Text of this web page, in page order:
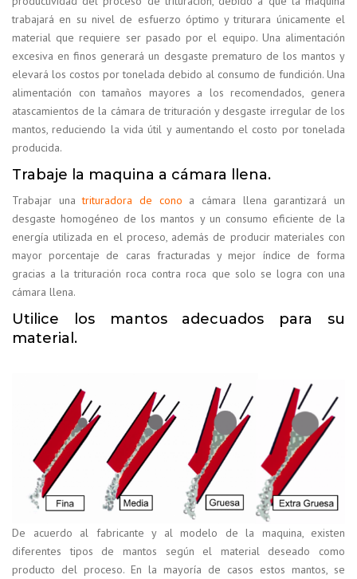
trabajará en su nivel de esfuerzo óptimo y triturara únicamente el
material que requiere ser pasado por el equipo. Una alimentación
excesiva en finos generará un desgaste prematuro de los mantos y
elevará los costos por tonelada debido al consumo de fundición. Una
alimentación con tamaños mayores a los recomendados, genera
atascamientos de la cámara de trituración y desgaste irregular de los
mantos, reduciendo la vida útil y aumentando el costo por tonelada
producida.
Trabaje la maquina a cámara llena.
Trabajar unatrituradora de cono a cámara llena garantizará un
desgaste homogéneo de los mantos y un consumo eficiente de la
energía utilizada en el proceso, además de producir materiales con
mayor porcentaje de caras fracturadas y mejor índice de forma
gracias a la trituración roca contra roca que solo se logra con una
cámara llena.
Utilice los mantos adecuados para su
material.
De acuerdo al fabricante y al modelo de la maquina, existen
diferentes tipos de mantos según el material deseado como
producto del proceso. En la mayoría de casos estos mantos, se